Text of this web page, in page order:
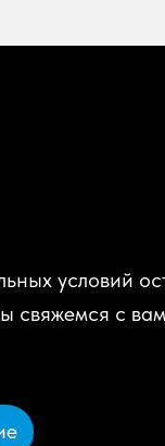
условий
свяжемся с